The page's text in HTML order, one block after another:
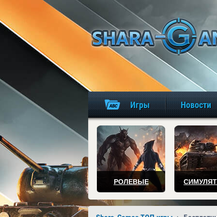
Игры Новости
РОЛЕВЫЕ